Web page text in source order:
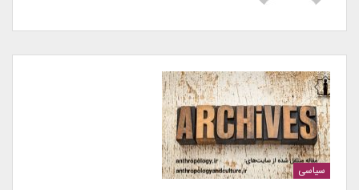
سیاسی